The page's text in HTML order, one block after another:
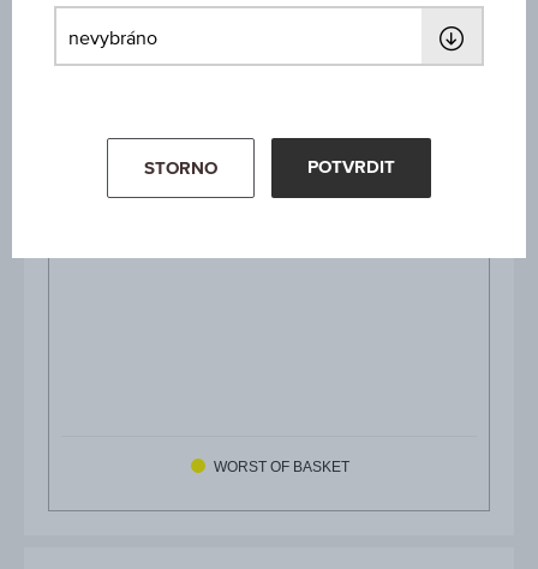
WORST OF BASKET
STORNO POTVRDIT